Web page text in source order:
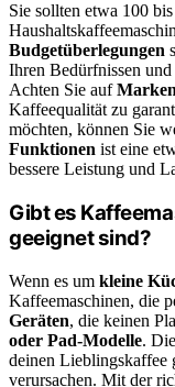
Sie sollten etwa 100
Budgetüberlegungen
Ihren Bedürfnissen
Achten Sie auf
Kaffeequalität zu
möchten, können Sie
Funktionen ist eine
bessere Leistung und
Gibt es
geeignet sind?
Wenn es um kleine
Kaffeemaschinen, die
Geräten, die keinen
oder Pad-Modelle.
deinen Lieblingskaffee
verursachen. Mit der